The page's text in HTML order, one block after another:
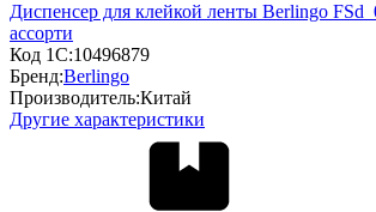
Диспенсер для клейкой ленты Berlingo
ассорти
Код 1С:10496879
Бренд:Berlingo
Производитель:Китай
Другие характеристики